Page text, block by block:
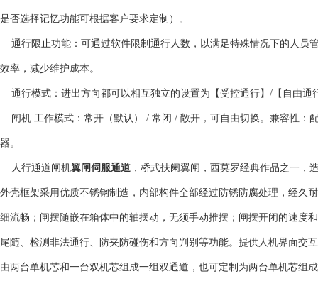
是否选择记忆功能可根据客户要求定制）。
通行限止功能：可通过软件限制通行人数，以满足特殊情况下的人员
效率，减少维护成本。
通行模式：进出方向都可以相互独立的设置为【受控通行】/【自由通
闸机 工作模式：常开（默认） / 常闭 / 敞开，可自由切换。兼容性：
器。
人行通道闸机翼闸伺服通道 ，桥式扶阑翼闸，西莫罗经典作品之一
外壳框架采用优质不锈钢制造，内部构件全部经过防锈防腐处理，经久
细流畅；闸摆随嵌在箱体中的轴摆动，无须手动推摆；闸摆开闭的速度
尾随、检测非法通行、防夹防碰伤和方向判别等功能。提供人机界面交
由两台单机芯和一台双机芯组成一组双通道，也可定制为两台单机芯组